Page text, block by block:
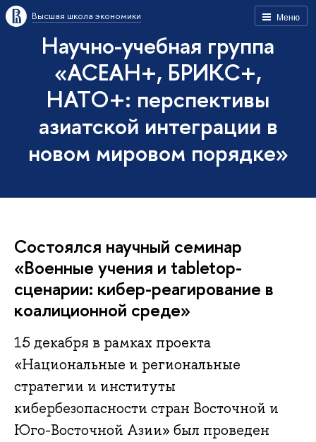
Меню
Высшая школа экономики
Научно-учебная группа
«АСЕАН+, БРИКС+,
НАТО+: перспективы
азиатской интеграции в
новом мировом порядке»
Состоялся научный семинар
«Военные учения и tabletop-
сценарии: кибер-реагирование в
коалиционной среде»
15 декабря в рамках проекта
«Национальные и региональные
стратегии и институты
кибербезопасности стран Восточной и
Юго-Восточной Азии» был проведен